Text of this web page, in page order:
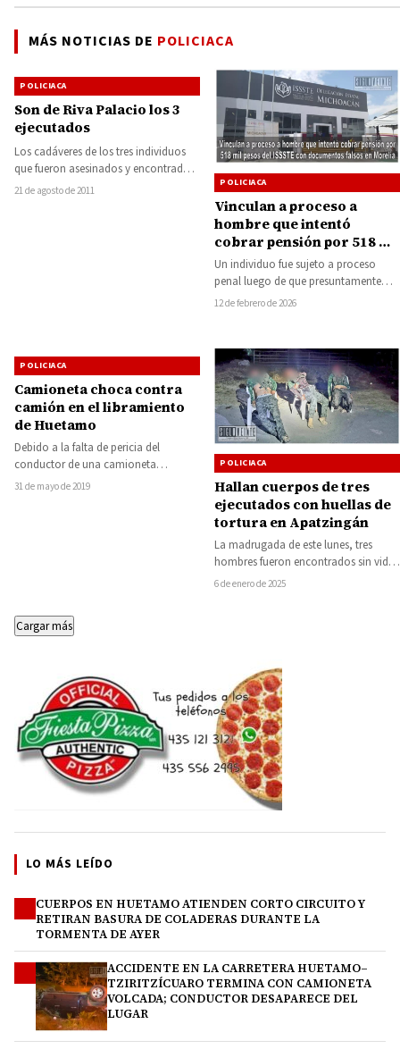
MÁS NOTICIAS DE POLICIACA
POLICIACA
Son de Riva Palacio los 3
ejecutados
Los cadáveres de los tres individuos
que fueron asesinados y encontrados
sus cuerpos a la entrada de la…
21 de agosto de 2011
POLICIACA
Vinculan a proceso a
hombre que intentó
cobrar pensión por 518 mil
pesos del ISSSTE con
documentos falsos en
Morelia
Un individuo fue sujeto a proceso
penal luego de que presuntamente
intentó obtener de manera indebida el
12 de febrero de 2026
POLICIACA
Camioneta choca contra
camión en el libramiento
de Huetamo
Debido a la falta de pericia del
conductor de una camioneta
ocasionó que chocara con un
31 de mayo de 2019
POLICIACA
Hallan cuerpos de tres
ejecutados con huellas de
tortura en Apatzingán
La madrugada de este lunes, tres
hombres fueron encontrados sin vida
en un macabro escenario a un
6 de enero de 2025
Cargar más
LO MÁS LEÍDO
CUERPOS EN HUETAMO ATIENDEN CORTO CIRCUITO Y
RETIRAN BASURA DE COLADERAS DURANTE LA
TORMENTA DE AYER
ACCIDENTE EN LA CARRETERA HUETAMO–
TZIRITZÍCUARO TERMINA CON CAMIONETA
VOLCADA; CONDUCTOR DESAPARECE DEL
LUGAR